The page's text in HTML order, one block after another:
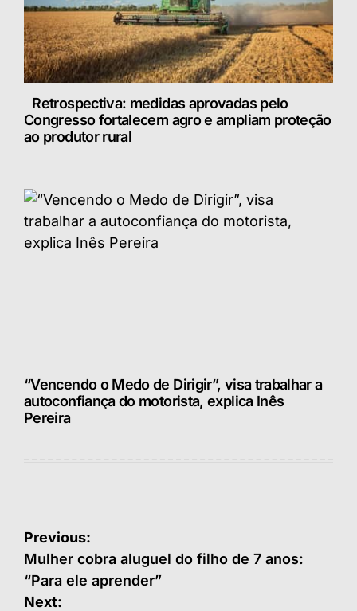
Retrospectiva: medidas aprovadas pelo
Congresso fortalecem agro e ampliam proteção
ao produtor rural
“Vencendo o Medo de Dirigir”, visa trabalhar a
autoconfiança do motorista, explica Inês
Pereira
Navegação
de
Post
Previous:
Mulher cobra aluguel do filho de 7 anos:
“Para ele aprender”
Next: